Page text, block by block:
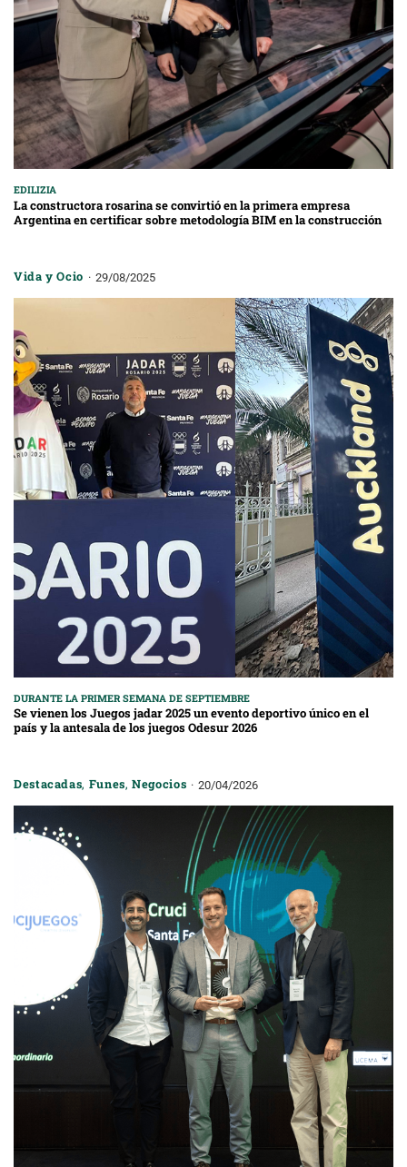
EDILIZIA
La constructora rosarina se convirtió en la primera empresa
Argentina en certificar sobre metodología BIM en la construcción
Vida y Ocio 29/08/2025
DURANTE LA PRIMER SEMANA DE SEPTIEMBRE
Se vienen los Juegos jadar 2025 un evento deportivo único en el
país y la antesala de los juegos Odesur 2026
Destacadas, Funes,Negocios 20/04/2026